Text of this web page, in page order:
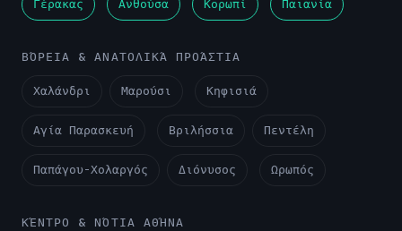
ΝΕΑ ΜΑΚΡΗ
ΓΕΡΑΚΑΣ
ΠΑΙΑΝΙΑ
Γέρακας Ανθούσα Κορωπί Παιανία
ΒΌΡΕΙΑ & ΑΝΑΤΟΛΙΚΆ ΠΡΟΆΣΤΙΑ
Χαλάνδρι Μαρούσι Κηφισιά
Αγία Παρασκευή Βριλήσσια Πεντέλη
Παπάγου-Χολαργός Διόνυσος Ωρωπός
ΚΈΝΤΡΟ & ΝΌΤΙΑ ΑΘΉΝΑ